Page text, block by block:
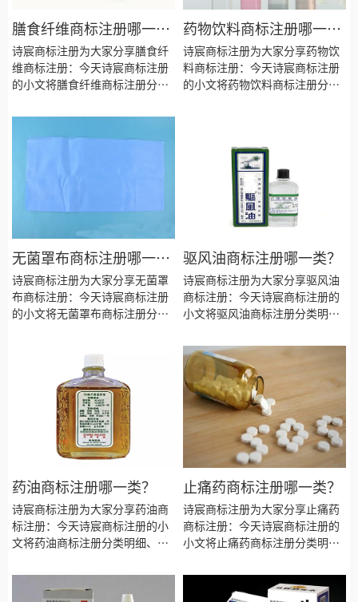
膳食纤维商标注册哪一
类？
诗宸商标注册为大家分享膳食纤
维商标注册：今天诗宸商标注册
的小文将膳食纤维商标注册分类
标注册多久、商标注册资料和商
标注册证书有效期等资料整理出
药物饮料商标注册哪一
类？
诗宸商标注册为大家分享药物饮
料商标注册：今天诗宸商标注册
的小文将药物饮料商标注册分类
无菌罩布商标注册哪一
类？
诗宸商标注册为大家分享无菌罩
布商标注册：今天诗宸商标注册
的小文将无菌罩布商标注册分类
标注册证书有效期等资料整理出
驱风油商标注册哪一类？
诗宸商标注册为大家分享驱风油
商标注册：今天诗宸商标注册的
小文将驱风油商标注册分类明
注册多久、商标注册资料和商标
注册证书有效期等资料整理出
来。
药油商标注册哪一类？
诗宸商标注册为大家分享药油商
标注册：今天诗宸商标注册的小
文将药油商标注册分类明细、商
久、商标注册资料和商标注册证
书有效期等资料整理出来。
止痛药商标注册哪一类？
诗宸商标注册为大家分享止痛药
商标注册：今天诗宸商标注册的
小文将止痛药商标注册分类明
注册多久、商标注册资料和商标
注册证书有效期等资料整理出